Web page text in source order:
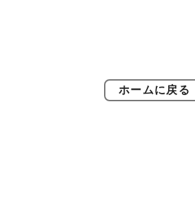
ホームに戻る